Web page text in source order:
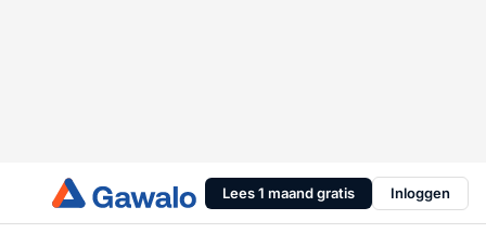
Lees 1 maand gratis Inloggen